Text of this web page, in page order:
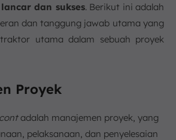
dan sukses. Berikut ini adalah
dan tanggung jawab utama yang
utama dalam sebuah proyek
Proyek
adalah manajemen proyek, yang
pelaksanaan, dan penyelesaian